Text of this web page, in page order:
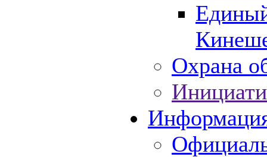
Охрана